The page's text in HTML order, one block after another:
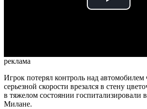
Play
реклама
Игрок потерял контроль над
серьезной скорости врезался в стену
в тяжелом состоянии госпитализировали
Милане.